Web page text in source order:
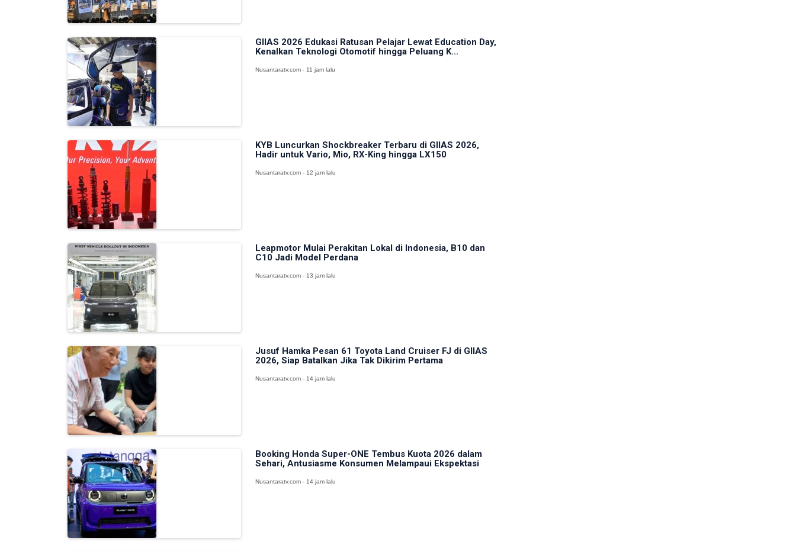
GIIAS 2026 Edukasi Ratusan Pelajar Lewat Education Day,
Kenalkan Teknologi Otomotif hingga Peluang K...
Nusantaratv.com - 11 jam lalu
KYB Luncurkan Shockbreaker Terbaru di GIIAS 2026,
Hadir untuk Vario, Mio, RX-King hingga LX150
Nusantaratv.com - 12 jam lalu
Leapmotor Mulai Perakitan Lokal di Indonesia, B10 dan
C10 Jadi Model Perdana
Nusantaratv.com - 13 jam lalu
Jusuf Hamka Pesan 61 Toyota Land Cruiser FJ di GIIAS
2026, Siap Batalkan Jika Tak Dikirim Pertama
Nusantaratv.com - 14 jam lalu
Booking Honda Super-ONE Tembus Kuota 2026 dalam
Sehari, Antusiasme Konsumen Melampaui Ekspektasi
Nusantaratv.com - 14 jam lalu